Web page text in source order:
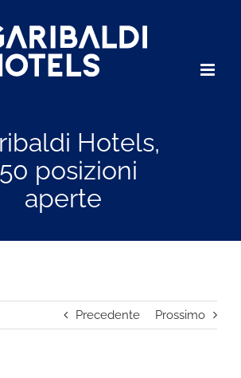
Hotels,
posizioni
aperte
Precedente Prossimo